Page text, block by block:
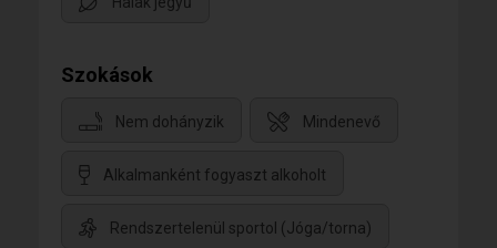
Szokások
Nem dohányzik Mindenevő
Alkalmanként fogyaszt alkoholt
Rendszertelenül sportol (Jóga/torna)